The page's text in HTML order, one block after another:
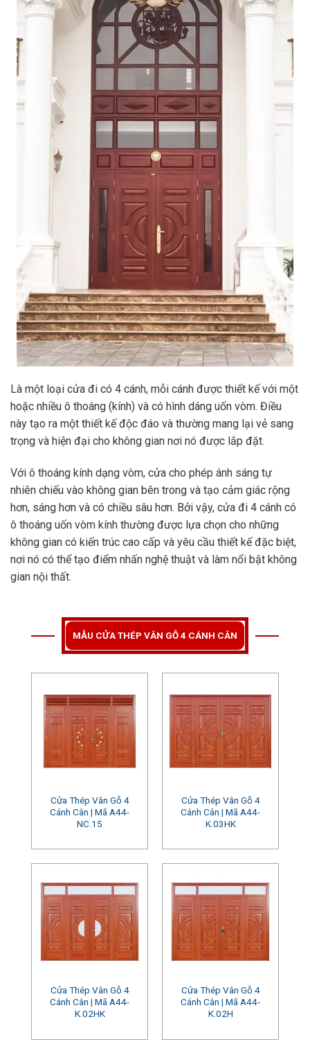
Là một loại cửa đi có 4 cánh, mỗi cánh được thiết kế với một
hoặc nhiều ô thoáng (kính) và có hình dáng uốn vòm. Điều
này tạo ra một thiết kế độc đáo và thường mang lại vẻ sang
trọng và hiện đại cho không gian nơi nó được lắp đặt.
Với ô thoáng kính dạng vòm, cửa cho phép ánh sáng tự
nhiên chiếu vào không gian bên trong và tạo cảm giác rộng
hơn, sáng hơn và có chiều sâu hơn. Bởi vậy, cửa đi 4 cánh có
ô thoáng uốn vòm kính thường được lựa chọn cho những
không gian có kiến trúc cao cấp và yêu cầu thiết kế đặc biệt,
nơi nó có thể tạo điểm nhấn nghệ thuật và làm nổi bật không
gian nội thất.
MẪU CỬA THÉP VÂN GỖ 4 CÁNH CÂN
Cửa Thép Vân Gỗ 4
Cánh Cân | Mã A44-
NC.15
Cửa Thép Vân Gỗ 4
Cánh Cân | Mã A44-
K.03HK
Cửa Thép Vân Gỗ 4
Cánh Cân | Mã A44-
K.02HK
Cửa Thép Vân Gỗ 4
Cánh Cân | Mã A44-
K.02H